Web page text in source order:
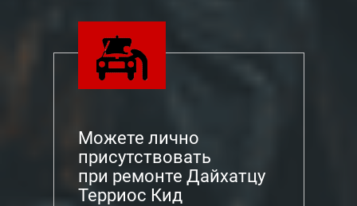
Можете лично
присутствовать
при ремонте Дайхатцу
Терриос Кид